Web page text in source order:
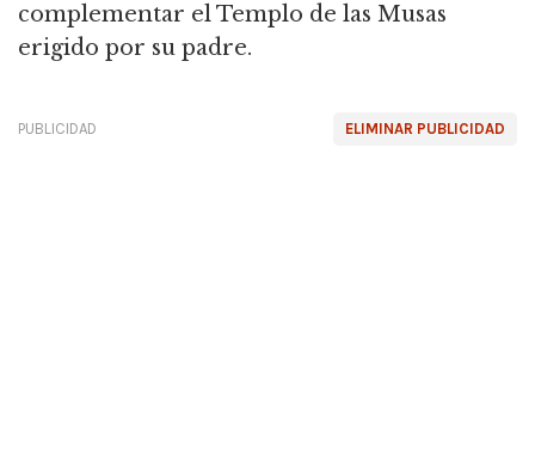
complementar el Templo de las Musas
erigido por su padre.
ELIMINAR PUBLICIDAD
PUBLICIDAD